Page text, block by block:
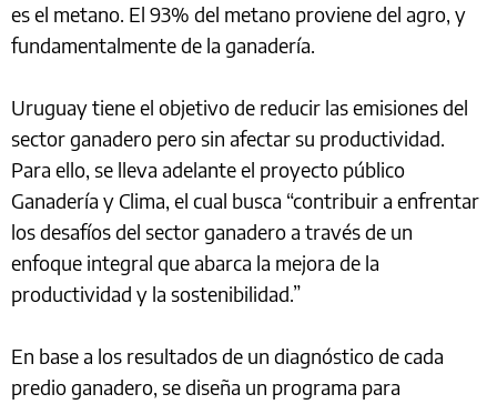
es el metano. El 93% del metano proviene del agro, y
fundamentalmente de la ganadería.
Uruguay tiene el objetivo de reducir las emisiones del
sector ganadero pero sin afectar su productividad.
Para ello, se lleva adelante el proyecto público
Ganadería y Clima, el cual busca “contribuir a enfrentar
los desafíos del sector ganadero a través de un
enfoque integral que abarca la mejora de la
productividad y la sostenibilidad.”
En base a los resultados de un diagnóstico de cada
predio ganadero, se diseña un programa para